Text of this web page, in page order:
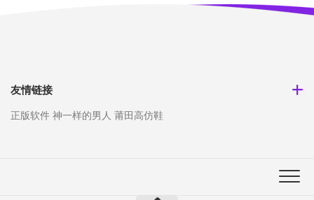
友情链接
正版软件 神一样的男人 莆田高仿鞋